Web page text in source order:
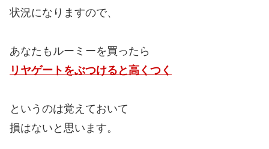
状況になりますので、
あなたもルーミーを買ったら
リヤゲートをぶつけると高くつく
というのは覚えておいて
損はないと思います。